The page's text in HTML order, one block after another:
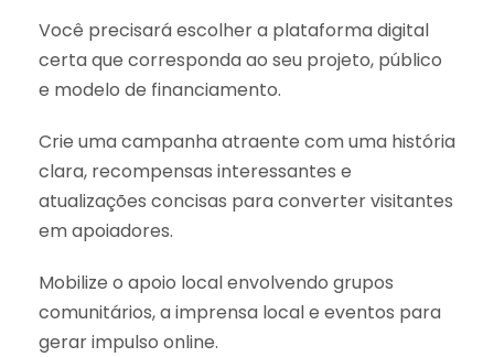
Você precisará escolher a plataforma digital
certa que corresponda ao seu projeto, público
e modelo de financiamento.
Crie uma campanha atraente com uma história
clara, recompensas interessantes e
atualizações concisas para converter visitantes
em apoiadores.
Mobilize o apoio local envolvendo grupos
comunitários, a imprensa local e eventos para
gerar impulso online.